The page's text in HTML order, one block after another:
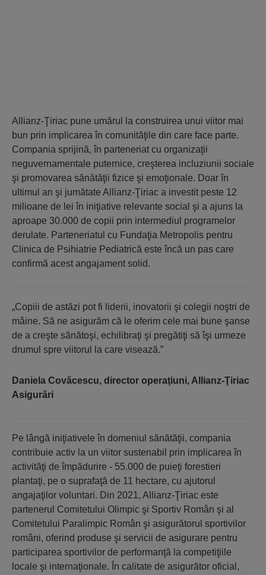
Allianz-Ţiriac pune umărul la construirea unui viitor mai
bun prin implicarea în comunităţile din care face parte.
Compania sprijină, în parteneriat cu organizaţii
neguvernamentale puternice, creşterea incluziunii sociale
şi promovarea sănătăţii fizice şi emoţionale. Doar în
ultimul an şi jumătate Allianz-Ţiriac a investit peste 12
milioane de lei în iniţiative relevante social şi a ajuns la
aproape 30.000 de copii prin intermediul programelor
derulate. Parteneriatul cu Fundaţia Metropolis pentru
Clinica de Psihiatrie Pediatrică este încă un pas care
confirmă acest angajament solid.
„Copiii de astăzi pot fi liderii, inovatorii şi colegii noştri de
mâine. Să ne asigurăm că le oferim cele mai bune şanse
de a creşte sănătoşi, echilibraţi şi pregătiţi să îşi urmeze
drumul spre viitorul la care visează.”
Daniela Covăcescu, director operaţiuni, Allianz-Ţiriac
Asigurări
Pe lângă iniţiativele în domeniul sănătăţii, compania
contribuie activ la un viitor sustenabil prin implicarea în
activităţi de împădurire - 55.000 de puieţi forestieri
plantaţi, pe o suprafaţă de 11 hectare, cu ajutorul
angajaţilor voluntari. Din 2021, Allianz-Ţiriac este
partenerul Comitetului Olimpic şi Sportiv Român şi al
Comitetului Paralimpic Român şi asigurătorul sportivilor
români, oferind produse şi servicii de asigurare pentru
participarea sportivilor de performanţă la competiţiile
locale şi internaţionale. În calitate de asigurător oficial,